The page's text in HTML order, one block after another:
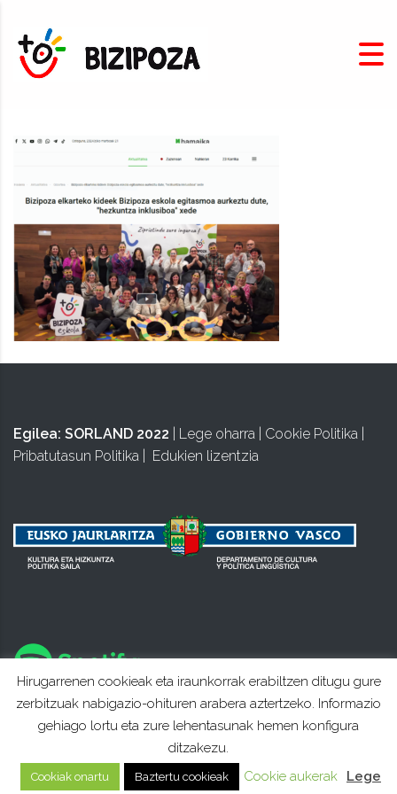
Egilea: SORLAND 2022 Lege oharra Cookie Politika
Pribatutasun Politika
Edukien lizentzia
Hirugarrenen cookieak eta iraunkorrak erabiltzen ditugu gure
zerbitzuak nabigazio-ohituren arabera aztertzeko. Informazio
gehiago lortu eta zure lehentasunak hemen konfigura
ditzakezu.
Cookiak onartu Baztertu cookieak Cookie aukerak Lege